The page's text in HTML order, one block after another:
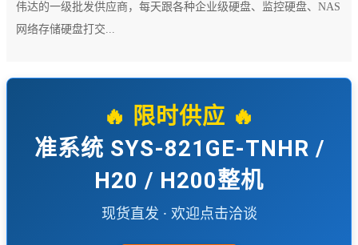
伟达的一级批发供应商，每天跟各种企业级硬盘、监控硬盘、NAS
网络存储硬盘打交...
🔥 限时供应 🔥
准系统 SYS-821GE-TNHR /
H20 / H200整机
现货直发 · 欢迎点击洽谈